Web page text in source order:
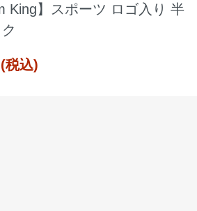
King】スポーツ ロゴ入り 半
税込)